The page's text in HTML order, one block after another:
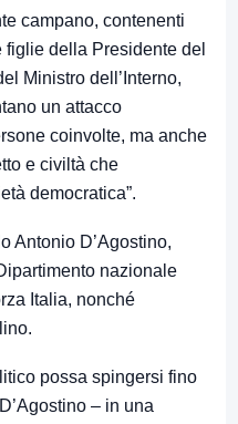
campano, contenenti
della Presidente del
Ministro dell’Interno,
un attacco
coinvolte, ma anche
e civiltà che
democratica”.
Antonio D’Agostino,
nazionale
Italia, nonché
possa spingersi fino
– in una